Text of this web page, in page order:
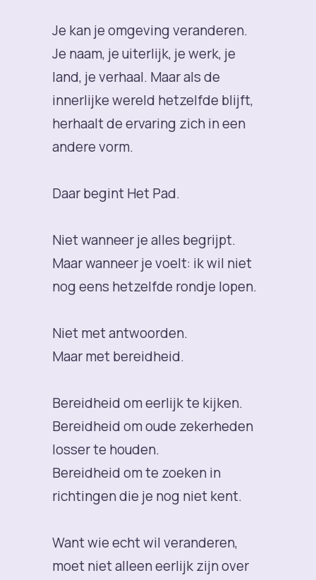
Je kan je omgeving veranderen.
Je naam, je uiterlijk, je werk, je
land, je verhaal. Maar als de
innerlijke wereld hetzelfde blijft,
herhaalt de ervaring zich in een
andere vorm.
Daar begint Het Pad.
Niet wanneer je alles begrijpt.
Maar wanneer je voelt: ik wil niet
nog eens hetzelfde rondje lopen.
Niet met antwoorden.
Maar met bereidheid.
Bereidheid om eerlijk te kijken.
Bereidheid om oude zekerheden
losser te houden.
Bereidheid om te zoeken in
richtingen die je nog niet kent.
Want wie echt wil veranderen,
moet niet alleen eerlijk zijn over